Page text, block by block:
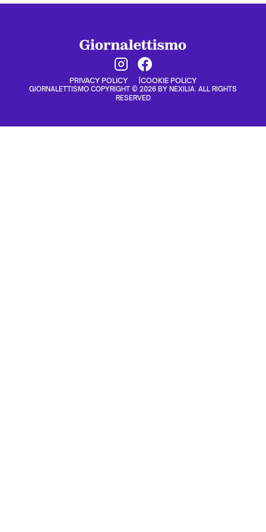
PRIVACY POLICY COOKIE POLICY
GIORNALETTISMO COPYRIGHT © 2026 BY NEXILIA. ALL RIGHTS
RESERVED